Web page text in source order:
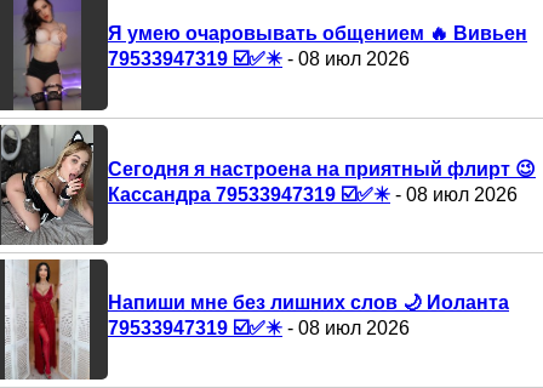
Я умею очаровывать общением 🔥 Вивьен
79533947319 ☑️✅✴️ - 08 июл 2026
Сегодня я настроена на приятный флирт 😉
Кассандра 79533947319 ☑️✅✴️ - 08 июл 2026
Напиши мне без лишних слов 🌙 Иоланта
79533947319 ☑️✅✴️ - 08 июл 2026